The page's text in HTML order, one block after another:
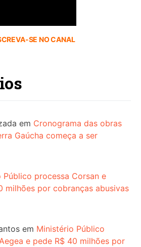
SE NO CANAL
em Cronograma das obras
Gaúcha começa a ser
Público processa Corsan e
milhões por cobranças abusivas
em Ministério Público
e pede R$ 40 milhões por